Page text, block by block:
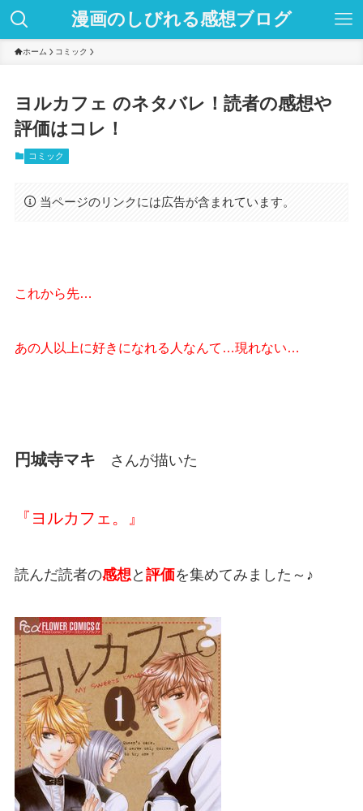
漫画のしびれる感想ブログ
ホーム コミック
ヨルカフェ のネタバレ！読者の感想や
評価はコレ！
コミック
当ページのリンクには広告が含まれています。
これから先…
あの人以上に好きになれる人なんて…現れない…
円城寺マキ さんが描いた
『ヨルカフェ。』
読んだ読者の感想 と 評価を集めてみました～♪